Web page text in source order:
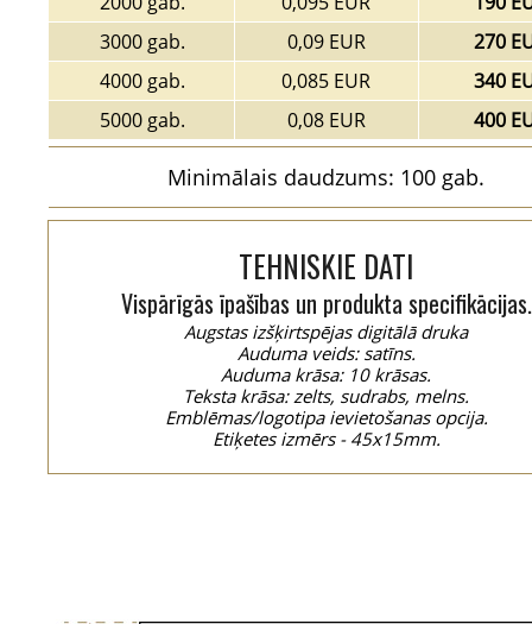
3000 gab.
0,09 EUR
270
4000 gab.
0,085 EUR
340
5000 gab.
0,08 EUR 400
Minimālais daudzums: 100 gab.
TEHNISKIE DATI
Vispārīgās īpašības un produkta specifikācijas.
Augstas izšķirtspējas digitālā druka
Auduma veids: satīns.
Auduma krāsa: 10 krāsas.
Teksta krāsa: zelts, sudrabs, melns.
Emblēmas/logotipa ievietošanas opcija.
Etiķetes izmērs - 45x15mm.